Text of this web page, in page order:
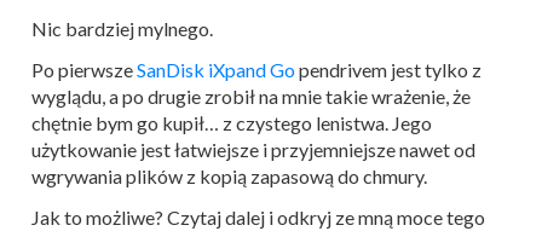
Nic bardziej mylnego.
Po pierwszeSanDisk iXpand Gopendrivem jest tylko z
wyglądu, a po drugie zrobił na mnie takie wrażenie, że
chętnie bym go kupił… z czystego lenistwa. Jego
użytkowanie jest łatwiejsze i przyjemniejsze nawet od
wgrywania plików z kopią zapasową do chmury.
Jak to możliwe? Czytaj dalej i odkryj ze mną moce tego